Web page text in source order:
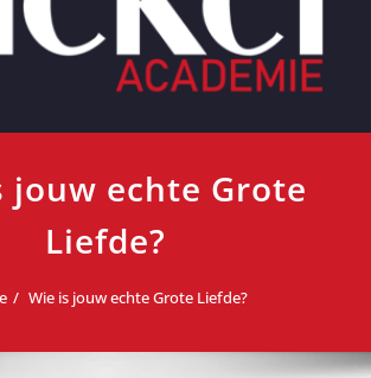
jouw echte Grote
Liefde?
Wie is jouw echte Grote Liefde?